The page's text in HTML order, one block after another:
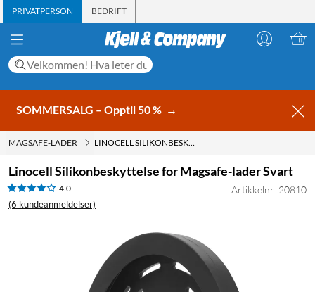
PRIVATPERSON BEDRIFT
SOMMERSALG – Opptil 50 % →
MAGSAFE-LADER LINOCELL SILIKONBESKYTTELSE FOR MAGSAFE-LADER SVART
Linocell Silikonbeskyttelse for Magsafe-lader Svart
4.0
(6 kundeanmeldelser)
Artikkelnr: 20810